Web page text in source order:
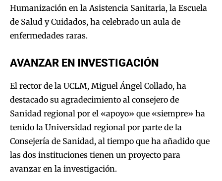
Humanización en la Asistencia Sanitaria, la Escuela
de Salud y Cuidados, ha celebrado un aula de
enfermedades raras.
AVANZAR EN INVESTIGACIÓN
El rector de la UCLM, Miguel Ángel Collado, ha
destacado su agradecimiento al consejero de
Sanidad regional por el «apoyo» que «siempre» ha
tenido la Universidad regional por parte de la
Consejería de Sanidad, al tiempo que ha añadido que
las dos instituciones tienen un proyecto para
avanzar en la investigación.